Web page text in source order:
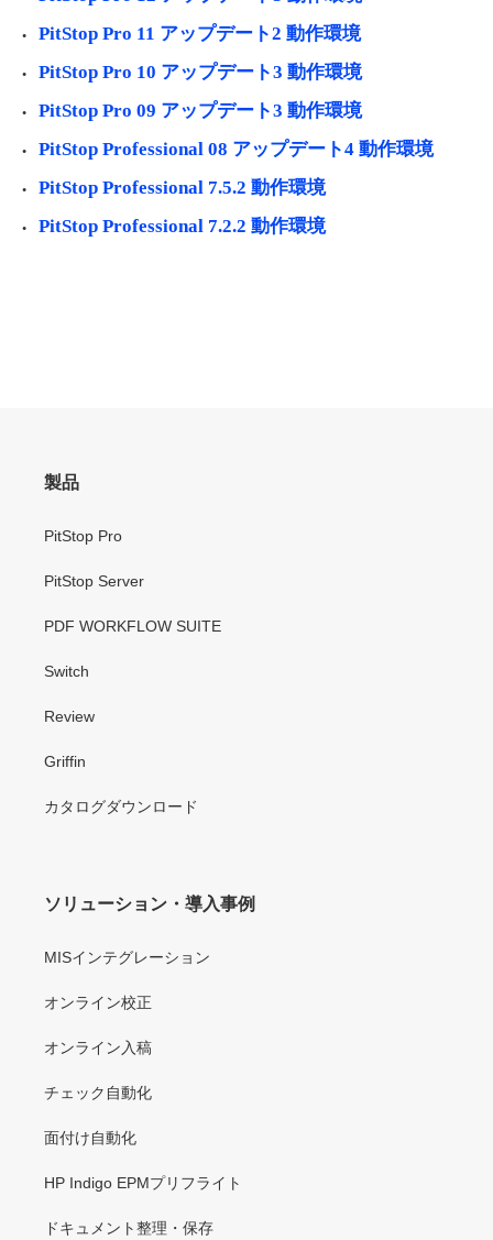
PitStop Pro 11 アップデート2 動作環境
PitStop Pro 10 アップデート3 動作環境
PitStop Pro 09 アップデート3 動作環境
PitStop Professional 08 アップデート4 動作環境
PitStop Professional 7.5.2 動作環境
PitStop Professional 7.2.2 動作環境
製品
PitStop Pro
PitStop Server
PDF WORKFLOW SUITE
Switch
Review
Griffin
カタログダウンロード
ソリューション・導入事例
MISインテグレーション
オンライン校正
オンライン入稿
チェック自動化
面付け自動化
HP Indigo EPMプリフライト
ドキュメント整理・保存